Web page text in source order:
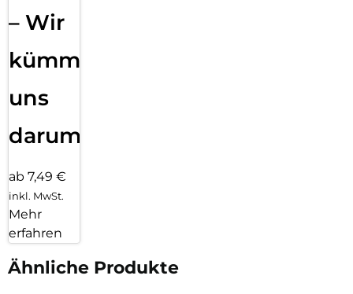
– Wir
kümmern
uns
darum!
ab 7,49 €
inkl. MwSt.
Mehr
erfahren
Ähnliche Produkte